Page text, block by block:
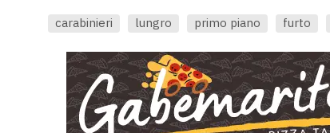
carabinieri lungro primo piano furto